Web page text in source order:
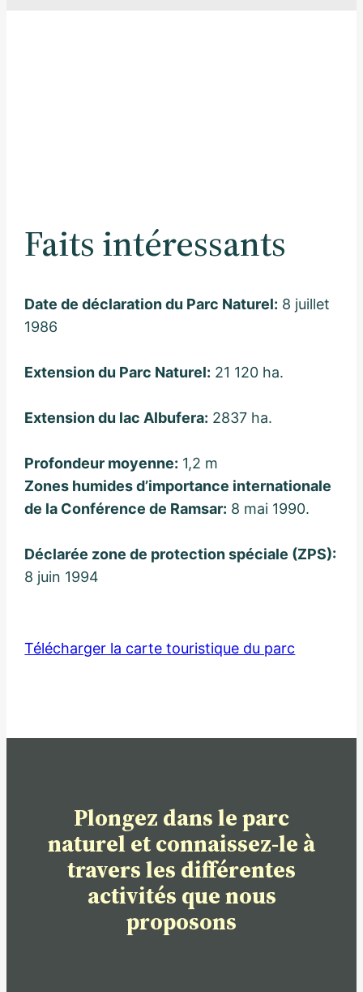
Faits intéressants
Date de déclaration du Parc Naturel: 8 juillet
1986
Extension du Parc Naturel: 21 120 ha.
Extension du lac Albufera: 2837 ha.
Profondeur moyenne: 1,2 m
Zones humides d’importance internationale
de la Conférence de Ramsar: 8 mai 1990.
Déclarée zone de protection spéciale (ZPS):
8 juin 1994
Télécharger la carte touristique du parc
Plongez dans le parc
naturel et connaissez-le à
travers les différentes
activités que nous
proposons